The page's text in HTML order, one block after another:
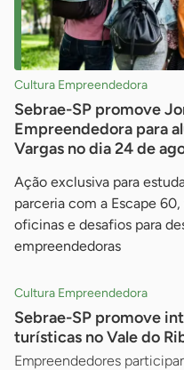
Cultura Empreendedora
Sebrae-SP promove
Empreendedora para
Vargas no dia 24 de
Ação exclusiva para
parceria com a Escape
oficinas e desafios para
empreendedoras
Cultura Empreendedora
Sebrae-SP promove
turísticas no Vale do
Empreendedores